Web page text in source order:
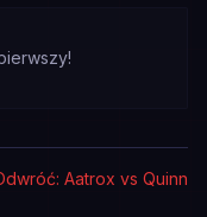
Aatrox vs Quinn